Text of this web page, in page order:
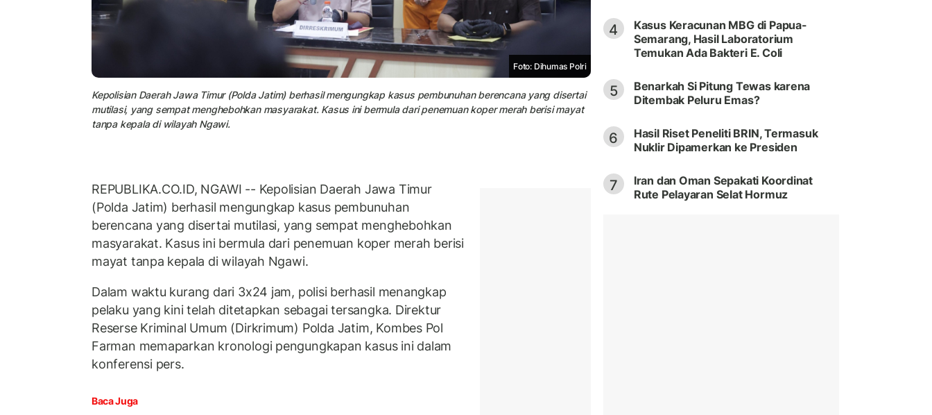
Foto: Dihumas Polri
Kepolisian Daerah Jawa Timur (Polda Jatim) berhasil mengungkap kasus pembunuhan berencana yang disertai
mutilasi, yang sempat menghebohkan masyarakat. Kasus ini bermula dari penemuan koper merah berisi mayat
tanpa kepala di wilayah Ngawi.
REPUBLIKA.CO.ID, NGAWI -- Kepolisian Daerah Jawa Timur
(Polda Jatim) berhasil mengungkap kasus pembunuhan
berencana yang disertai mutilasi, yang sempat menghebohkan
masyarakat. Kasus ini bermula dari penemuan koper merah berisi
mayat tanpa kepala di wilayah Ngawi.
Dalam waktu kurang dari 3x24 jam, polisi berhasil menangkap
pelaku yang kini telah ditetapkan sebagai tersangka. Direktur
Reserse Kriminal Umum (Dirkrimum) Polda Jatim, Kombes Pol
Farman memaparkan kronologi pengungkapan kasus ini dalam
konferensi pers.
Baca Juga
4
Kasus Keracunan MBG di Papua-
Semarang, Hasil Laboratorium
Temukan Ada Bakteri E. Coli
5
Benarkah Si Pitung Tewas karena
Ditembak Peluru Emas?
6
Hasil Riset Peneliti BRIN, Termasuk
Nuklir Dipamerkan ke Presiden
7
Iran dan Oman Sepakati Koordinat
Rute Pelayaran Selat Hormuz